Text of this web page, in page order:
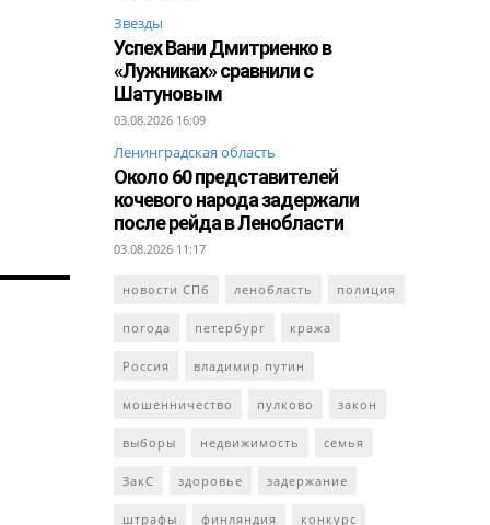
Звезды
Успех Вани Дмитриенко в
«Лужниках» сравнили с
Шатуновым
03.08.2026 16:09
Ленинградская область
Около 60 представителей
кочевого народа задержали
после рейда в Ленобласти
03.08.2026 11:17
новости СПб ленобласть полиция
погода петербург кража
Россия владимир путин
мошенничество пулково закон
выборы недвижимость семья
ЗакС здоровье задержание
штрафы финляндия конкурс